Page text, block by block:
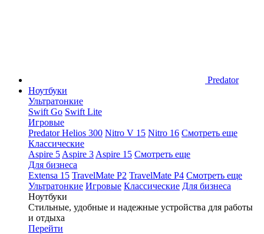
Predator
Ноутбуки
Ультратонкие
Swift Go Swift Lite
Игровые
Predator Helios 300 Nitro V 15 Nitro 16 Смотреть еще
Классические
Aspire 5 Aspire 3 Aspire 15 Смотреть еще
Для бизнеса
Extensa 15 TravelMate P2 TravelMate P4 Смотреть еще
Ультратонкие Игровые Классические Для бизнеса
Ноутбуки
Стильные, удобные и надежные устройства для работы
и отдыха
Перейти